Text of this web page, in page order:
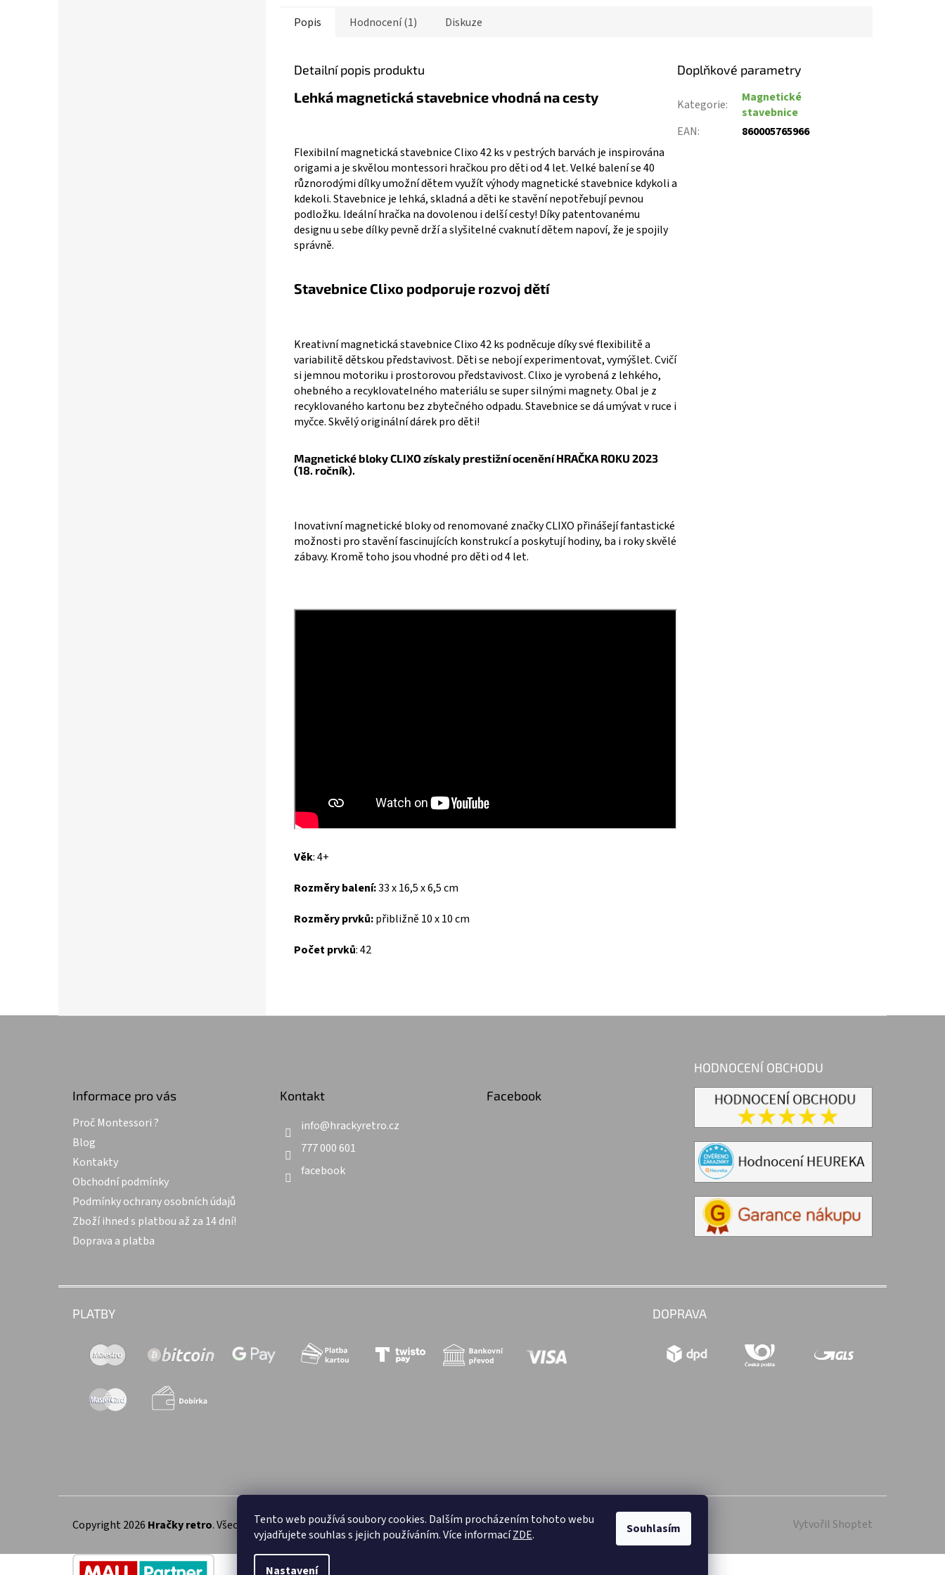
Tento web používá soubory cookies. Dalším procházením tohoto webu
vyjadřujete souhlas s jejich používáním. Více informacíZDE.
Nastavení
Souhlasím
Popis Hodnocení (1) Diskuze
Detailní popis produktu
Lehká magnetická stavebnice vhodná na cesty
Flexibilní magnetická stavebnice Clixo 42 ks v pestrých barvách je inspirována
origami a je skvělou montessori hračkou pro děti od 4 let. Velké balení se 40
různorodými dílky umožní dětem využít výhody magnetické stavebnice kdykoli a
kdekoli. Stavebnice je lehká, skladná a děti ke stavění nepotřebují pevnou
podložku. Ideální hračka na dovolenou i delší cesty! Díky patentovanému
designu u sebe dílky pevně drží a slyšitelné cvaknutí dětem napoví, že je spojily
správně.
Stavebnice Clixo podporuje rozvoj dětí
Kreativní magnetická stavebnice Clixo 42 ks podněcuje díky své flexibilitě a
variabilitě dětskou představivost. Děti se nebojí experimentovat, vymýšlet. Cvičí
si jemnou motoriku i prostorovou představivost. Clixo je vyrobená z lehkého,
ohebného a recyklovatelného materiálu se super silnými magnety. Obal je z
recyklovaného kartonu bez zbytečného odpadu. Stavebnice se dá umývat v ruce i
myčce. Skvělý originální dárek pro děti!
Magnetické bloky CLIXO získaly prestižní ocenění HRAČKA ROKU 2023
(18. ročník).
Inovativní magnetické bloky od renomované značky CLIXO přinášejí fantastické
možnosti pro stavění fascinujících konstrukcí a poskytují hodiny, ba i roky skvělé
zábavy. Kromě toho jsou vhodné pro děti od 4 let.
Věk: 4+
Rozměry balení:33 x 16,5 x 6,5 cm
Rozměry prvků:přibližně 10 x 10 cm
Počet prvků: 42
Doplňkové parametry
Kategorie:
Magnetické
stavebnice
EAN: 860005765966
Informace pro vás
Proč Montessori ?
Blog
Kontakty
Obchodní podmínky
Podmínky ochrany osobních údajů
Zboží ihned s platbou až za 14 dní!
Doprava a platba
Kontakt
info@hrackyretro.cz
777 000 601
facebook
Facebook
HODNOCENÍ OBCHODU
PLATBY DOPRAVA
Vytvořil Shoptet
Copyright 2026 Hračky retro. Všechna práva vyhrazena.